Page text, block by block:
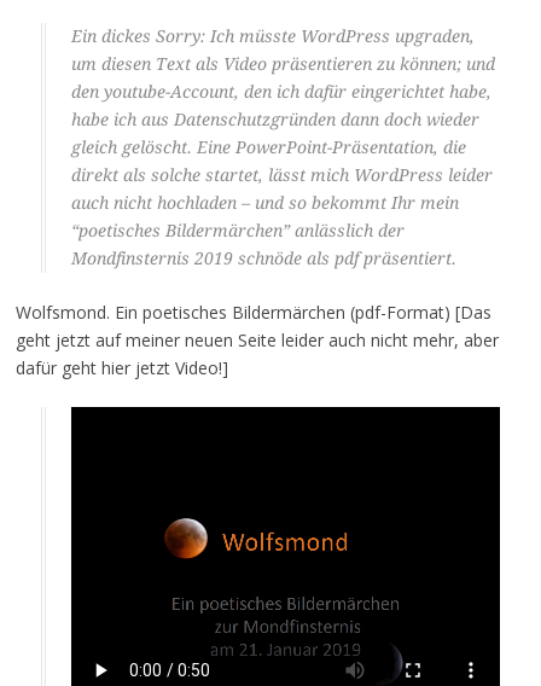
Ein dickes Sorry: Ich müsste WordPress upgraden,
um diesen Text als Video präsentieren zu können; und
den youtube-Account, den ich dafür eingerichtet habe,
habe ich aus Datenschutzgründen dann doch wieder
gleich gelöscht. Eine PowerPoint-Präsentation, die
direkt als solche startet, lässt mich WordPress leider
auch nicht hochladen – und so bekommt Ihr mein
“poetisches Bildermärchen” anlässlich der
Mondfinsternis 2019 schnöde als pdf präsentiert.
Wolfsmond. Ein poetisches Bildermärchen (pdf-Format) [Das
geht jetzt auf meiner neuen Seite leider auch nicht mehr, aber
dafür geht hier jetzt Video!]